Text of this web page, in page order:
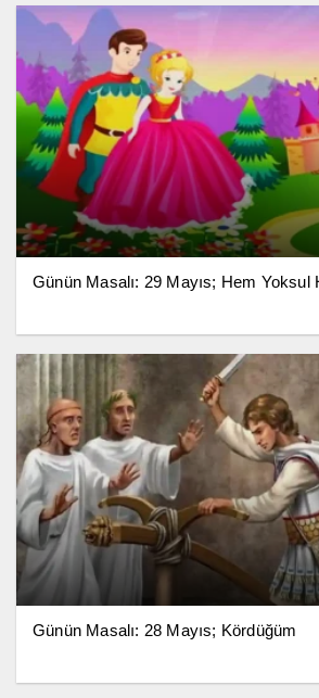
Günün Masalı: 29 Mayıs; Hem Yoksul
Günün Masalı: 28 Mayıs; Kördüğüm